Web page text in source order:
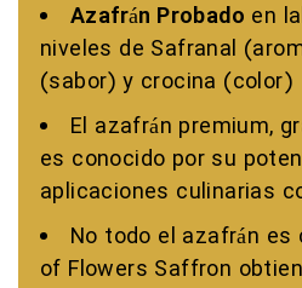
Azafrán Probado en
niveles de Safranal
(sabor) y crocina (color)
El azafrán premium,
es conocido por su
aplicaciones culinarias
No todo el azafrán es
of Flowers Saffron